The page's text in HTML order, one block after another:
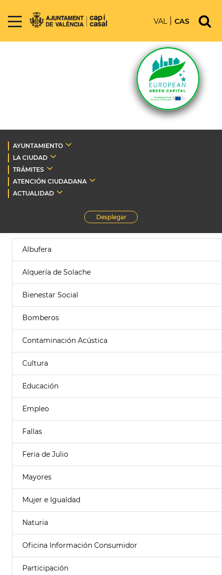
VAL CAS
AYUNTAMIENTO
LA CIUDAD
TRÁMITES
ATENCIÓN CIUDADANA
ACTUALIDAD
Desplegar
Albufera
Alquería de Solache
Bienestar Social
Bomberos
Contaminación Acústica
Cultura
Educación
Empleo
Fallas
Feria de Julio
Mayores
Mujer e Igualdad
Naturia
Oficina Información Consumidor
Participación